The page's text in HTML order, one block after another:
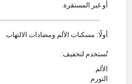
أو غير المستقرة.
أولًا: مسكنات الألم ومضادات الالتهاب
تُستخدم لتخفيف:
الألم
التورم